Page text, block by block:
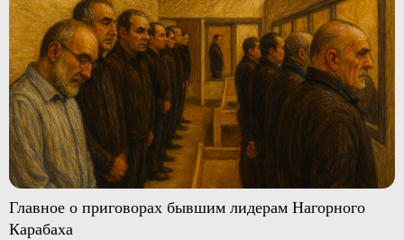
Главное о приговорах бывшим лидерам Нагорного
Карабаха